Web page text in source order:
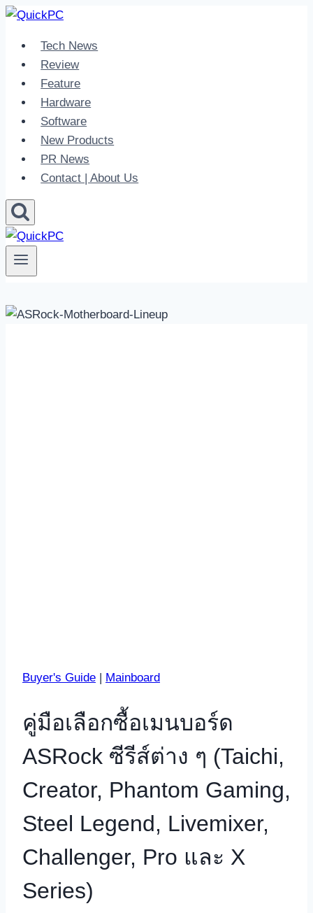
Skip
contentTech News
Review
Feature
Hardware
Software
New Products
PR News
Contact | About Us
Buyer's Guide | Mainboard
คู่มือเลือกซื้อเมนบอร์ด
ASRock ซีรีส์ต่าง ๆ (Taichi,
Creator, Phantom Gaming,
Steel Legend, Livemixer,
Challenger, Pro และ X
Series)